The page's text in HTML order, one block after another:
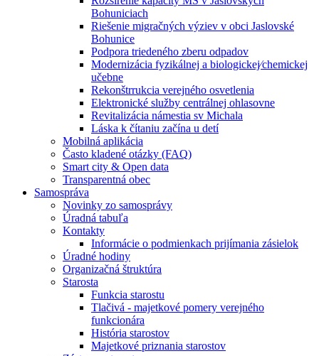
Bohuniciach
Riešenie migračných výziev v obci Jaslovské
Bohunice
Podpora triedeného zberu odpadov
Modernizácia fyzikálnej a biologickej⁄chemickej
učebne
Rekonštrrukcia verejného osvetlenia
Elektronické služby centrálnej ohlasovne
Revitalizácia námestia sv Michala
Láska k čítaniu začína u detí
Mobilná aplikácia
Často kladené otázky (FAQ)
Smart city & Open data
Transparentná obec
Samospráva
Novinky zo samosprávy
Úradná tabuľa
Kontakty
Informácie o podmienkach prijímania zásielok
Úradné hodiny
Organizačná štruktúra
Starosta
Funkcia starostu
Tlačivá - majetkové pomery verejného
funkcionára
História starostov
Majetkové priznania starostov